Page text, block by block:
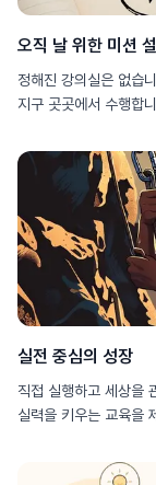
오직 날 위한 미션
정해진 강의실은 없습
지구 곳곳에서 수행합
실전 중심의 성장
직접 실행하고 세상을
실력을 키우는 교육을